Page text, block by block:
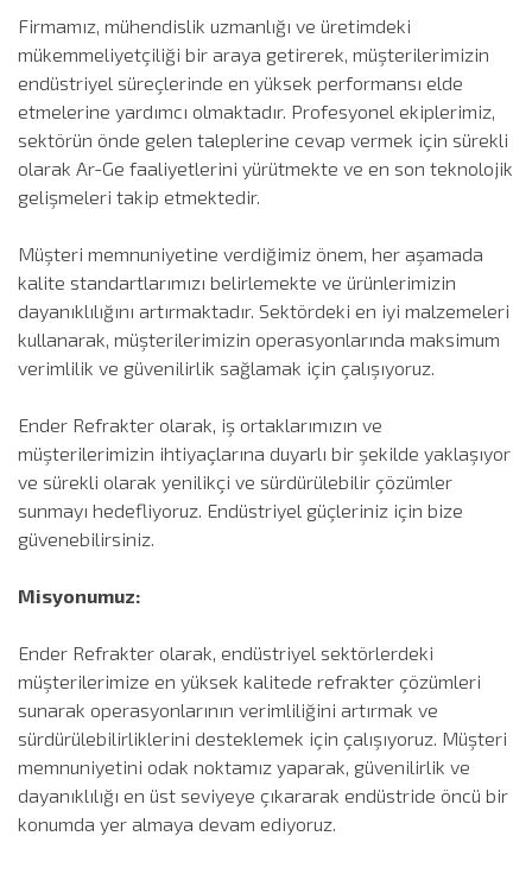
Firmamız, mühendislik uzmanlığı ve üretimdeki
mükemmeliyetçiliği bir araya getirerek, müşterilerimizin
endüstriyel süreçlerinde en yüksek performansı elde
etmelerine yardımcı olmaktadır. Profesyonel ekiplerimiz,
sektörün önde gelen taleplerine cevap vermek için sürekli
olarak Ar-Ge faaliyetlerini yürütmekte ve en son teknolojik
gelişmeleri takip etmektedir.
Müşteri memnuniyetine verdiğimiz önem, her aşamada
kalite standartlarımızı belirlemekte ve ürünlerimizin
dayanıklılığını artırmaktadır. Sektördeki en iyi malzemeleri
kullanarak, müşterilerimizin operasyonlarında maksimum
verimlilik ve güvenilirlik sağlamak için çalışıyoruz.
Ender Refrakter olarak, iş ortaklarımızın ve
müşterilerimizin ihtiyaçlarına duyarlı bir şekilde yaklaşıyor
ve sürekli olarak yenilikçi ve sürdürülebilir çözümler
sunmayı hedefliyoruz. Endüstriyel güçleriniz için bize
güvenebilirsiniz.
Misyonumuz:
Ender Refrakter olarak, endüstriyel sektörlerdeki
müşterilerimize en yüksek kalitede refrakter çözümleri
sunarak operasyonlarının verimliliğini artırmak ve
sürdürülebilirliklerini desteklemek için çalışıyoruz. Müşteri
memnuniyetini odak noktamız yaparak, güvenilirlik ve
dayanıklılığı en üst seviyeye çıkararak endüstride öncü bir
konumda yer almaya devam ediyoruz.